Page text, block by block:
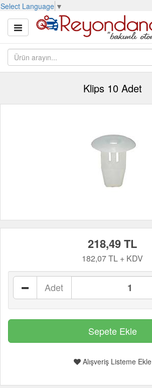
Select Language ▼
Klips 10 Adet
218,49 TL
182,07 TL + KDV
Adet
Alışveriş Listeme Ekle